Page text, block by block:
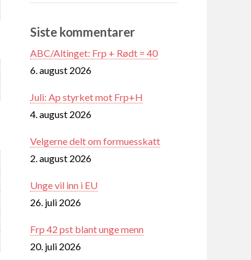
Siste kommentarer
ABC/Altinget: Frp + Rødt = 40
6. august 2026
Juli: Ap styrket mot Frp+H
4. august 2026
Velgerne delt om formuesskatt
2. august 2026
Unge vil inn i EU
26. juli 2026
Frp 42 pst blant unge menn
20. juli 2026